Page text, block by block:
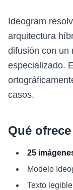
Ideogram
arquitectura
difusión con un
especializado.
casos.
Qué
25
Modelo
Texto